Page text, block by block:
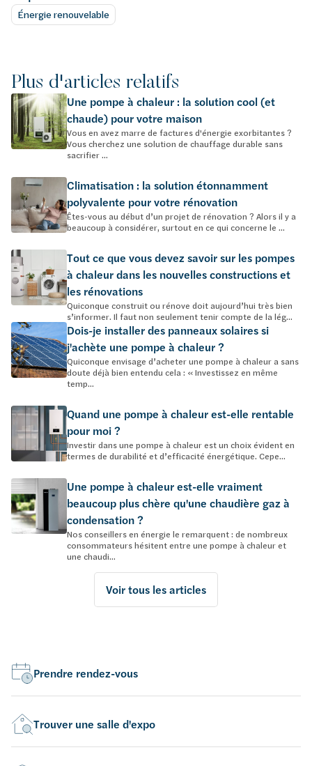
Énergie renouvelable
Plus d'articles relatifs
Une pompe à chaleur : la solution cool (et
chaude) pour votre maison
Vous en avez marre de factures d'énergie exorbitantes ?
Vous cherchez une solution de chauffage durable sans
sacrifier ...
Climatisation : la solution étonnamment
polyvalente pour votre rénovation
Êtes-vous au début d’un projet de rénovation ? Alors il y a
beaucoup à considérer, surtout en ce qui concerne le ...
Tout ce que vous devez savoir sur les pompes
à chaleur dans les nouvelles constructions et
les rénovations
Quiconque construit ou rénove doit aujourd’hui très bien
s’informer. Il faut non seulement tenir compte de la lég...
Dois-je installer des panneaux solaires si
j'achète une pompe à chaleur ?
Quiconque envisage d’acheter une pompe à chaleur a sans
doute déjà bien entendu cela : « Investissez en même
temp...
Quand une pompe à chaleur est-elle rentable
pour moi ?
Investir dans une pompe à chaleur est un choix évident en
termes de durabilité et d’efficacité énergétique. Cepe...
Une pompe à chaleur est-elle vraiment
beaucoup plus chère qu'une chaudière gaz à
condensation ?
Nos conseillers en énergie le remarquent : de nombreux
consommateurs hésitent entre une pompe à chaleur et
une chaudi...
Voir tous les articles
Prendre rendez-vous
Trouver une salle d'expo